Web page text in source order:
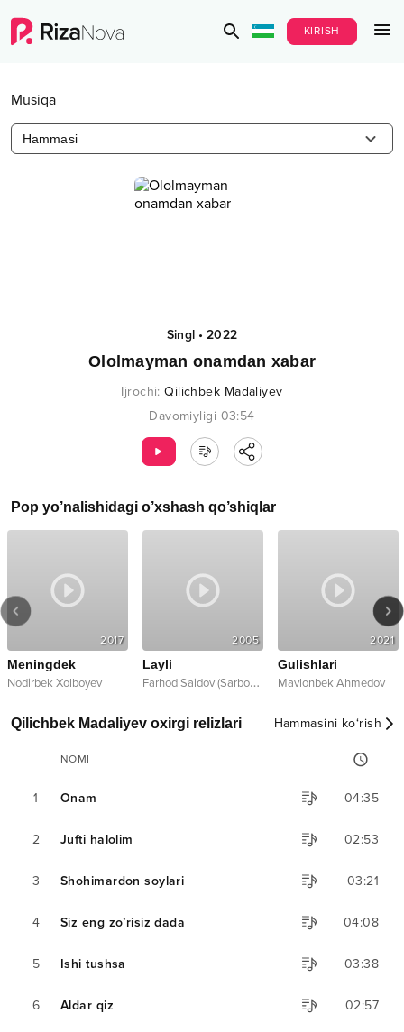
KIRISH
Musiqa
Hammasi
Singl•2022
Ololmayman onamdan xabar
Ijrochi:Qilichbek Madaliyev
Davomiyligi 03:54
Pop yo’nalishidagi o’xshash qo’shiqlar
2017
Meningdek
Nodirbek Xolboyev
2005
Layli
F
arhod Saidov (Sarbon guruhi)
2021
Gulishlari
Mavlonbek Ahmedov
Qilichbek Madaliyev oxirgi relizlari Hammasini ko‘rish
NOMI
1 Onam 04:35
2 Jufti halolim 02:53
3 Shohimardon soylari 03:21
4 Siz eng zo’risiz dada 04:08
5 Ishi tushsa 03:38
6 Aldar qiz 02:57